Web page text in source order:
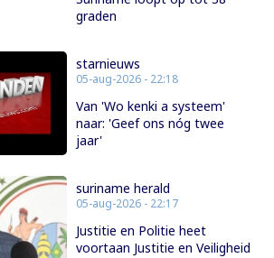
graden
starnieuws
05-aug-2026 - 22:18
Van 'Wo kenki a systeem'
naar: 'Geef ons nóg twee
jaar'
suriname herald
05-aug-2026 - 22:17
Justitie en Politie heet
voortaan Justitie en Veiligheid